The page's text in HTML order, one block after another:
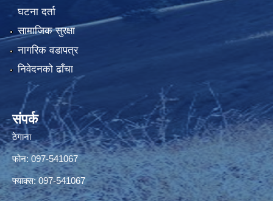
घटना दर्ता
सामाजिक सुरक्षा
नागरिक वडापत्र
निवेदनको ढाँचा
संपर्क
ठेगाना
फोन: 097-541067
फ्याक्स: 097-541067